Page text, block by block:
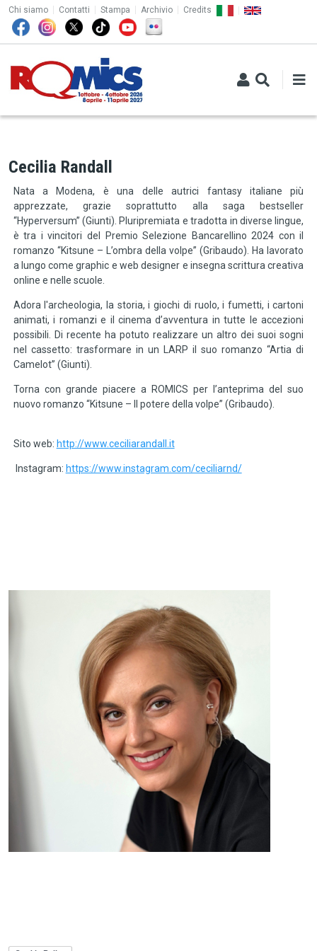
Salta al contenuto principale
TOP MENU
Chi siamo Contatti Stampa Archivio Credits
Cecilia Randall
Nata a Modena, è una delle autrici fantasy italiane più
apprezzate, grazie soprattutto alla saga bestseller
“Hyperversum” (Giunti). Pluripremiata e tradotta in diverse lingue,
è tra i vincitori del Premio Selezione Bancarellino 2024 con il
romanzo “Kitsune – L’ombra della volpe” (Gribaudo). Ha lavorato
a lungo come graphic e web designer e insegna scrittura creativa
online e nelle scuole.
Adora l'archeologia, la storia, i giochi di ruolo, i fumetti, i cartoni
animati, i romanzi e il cinema d’avventura in tutte le accezioni
possibili. Di recente ha potuto realizzare un altro dei suoi sogni
nel cassetto: trasformare in un LARP il suo romanzo “Artia di
Camelot” (Giunti).
Torna con grande piacere a ROMICS per l’anteprima del suo
nuovo romanzo “Kitsune – Il potere della volpe” (Gribaudo).
Sito web: http://www.ceciliarandall.it
Instagram: https://www.instagram.com/ceciliarnd/